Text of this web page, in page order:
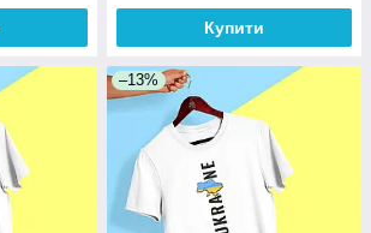
Купити
–13%